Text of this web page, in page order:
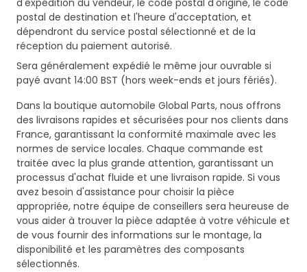
d'expédition du vendeur, le code postal d'origine, le code
postal de destination et l'heure d'acceptation, et
dépendront du service postal sélectionné et de la
réception du paiement autorisé.
Sera généralement expédié le même jour ouvrable si
payé avant 14:00 BST (hors week-ends et jours fériés).
Dans la boutique automobile Global Parts, nous offrons
des livraisons rapides et sécurisées pour nos clients dans
France, garantissant la conformité maximale avec les
normes de service locales. Chaque commande est
traitée avec la plus grande attention, garantissant un
processus d'achat fluide et une livraison rapide. Si vous
avez besoin d'assistance pour choisir la pièce
appropriée, notre équipe de conseillers sera heureuse de
vous aider à trouver la pièce adaptée à votre véhicule et
de vous fournir des informations sur le montage, la
disponibilité et les paramètres des composants
sélectionnés.